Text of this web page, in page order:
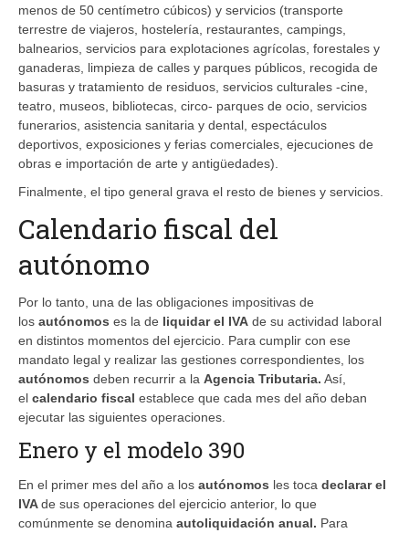
menos de 50 centímetro cúbicos) y servicios (transporte
terrestre de viajeros, hostelería, restaurantes, campings,
balnearios, servicios para explotaciones agrícolas, forestales y
ganaderas, limpieza de calles y parques públicos, recogida de
basuras y tratamiento de residuos, servicios culturales -cine,
teatro, museos, bibliotecas, circo- parques de ocio, servicios
funerarios, asistencia sanitaria y dental, espectáculos
deportivos, exposiciones y ferias comerciales, ejecuciones de
obras e importación de arte y antigüedades).
Finalmente, el tipo general grava el resto de bienes y servicios.
Calendario fiscal del
autónomo
Por lo tanto, una de las obligaciones impositivas de
los autónomos es la de liquidar el IVA de su actividad laboral
en distintos momentos del ejercicio. Para cumplir con ese
mandato legal y realizar las gestiones correspondientes, los
autónomos deben recurrir a la Agencia Tributaria. Así,
el calendario fiscal establece que cada mes del año deban
ejecutar las siguientes operaciones.
Enero y el modelo 390
En el primer mes del año a los autónomos les toca declarar el
IVAde sus operaciones del ejercicio anterior, lo que
comúnmente se denomina autoliquidación anual. Para